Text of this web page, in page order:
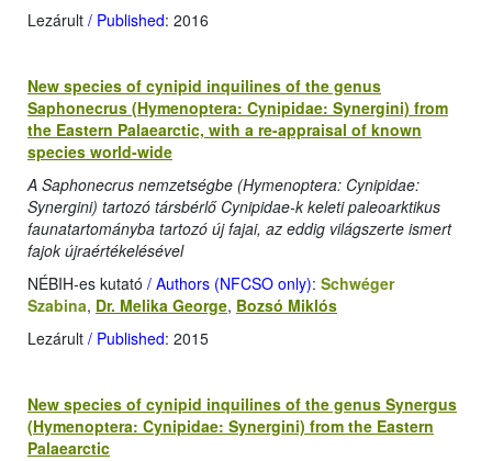
Lezárult / Published: 2016
New species of cynipid inquilines of the genus
Saphonecrus (Hymenoptera: Cynipidae: Synergini) from
the Eastern Palaearctic, with a re-appraisal of known
species world-wide
A Saphonecrus nemzetségbe (Hymenoptera: Cynipidae:
Synergini) tartozó társbérlő Cynipidae-k keleti paleoarktikus
faunatartományba tartozó új fajai, az eddig világszerte ismert
fajok újraértékelésével
NÉBIH-es kutató / Authors (NFCSO only): Schwéger
Szabina, Dr. Melika George, Bozsó Miklós
Lezárult / Published: 2015
New species of cynipid inquilines of the genus Synergus
(Hymenoptera: Cynipidae: Synergini) from the Eastern
Palaearctic